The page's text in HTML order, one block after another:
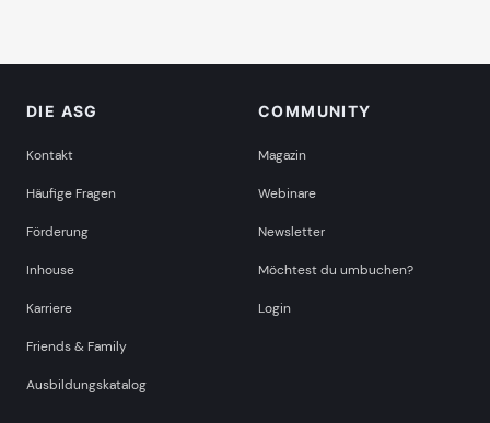
DIE ASG
Kontakt
Häufige Fragen
Förderung
Inhouse
Karriere
Friends & Family
Ausbildungskatalog
COMMUNITY
Magazin
Webinare
Newsletter
Möchtest du umbuchen?
Login